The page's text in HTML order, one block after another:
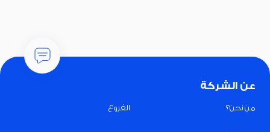
عن الشركة
من نحن؟ الفروع